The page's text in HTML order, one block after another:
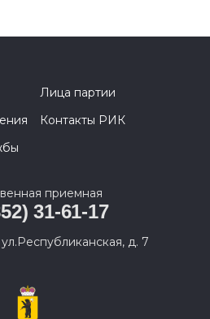
Лица партии
Контакты РИК
приемная
31-61-17
ул.Республиканская, д. 7